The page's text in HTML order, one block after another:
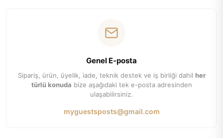
Genel E-posta
Sipariş, ürün, üyelik, iade, teknik destek ve iş birliği dahil her
türlü konuda bize aşağıdaki tek e-posta adresinden
ulaşabilirsiniz.
myguestsposts@gmail.com